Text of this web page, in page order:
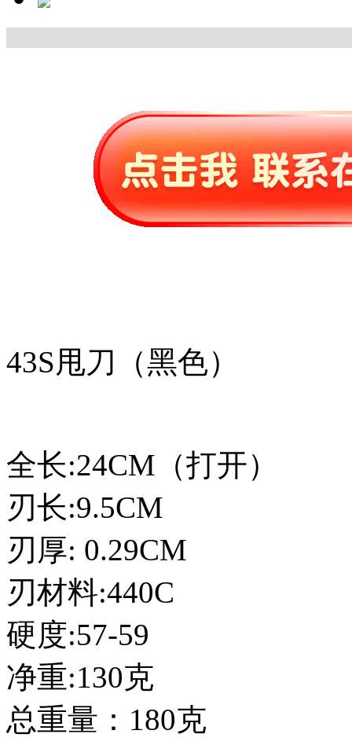
43S甩刀（黑色）
全长:24CM（打开）
刃长:9.5CM
刃厚: 0.29CM
刃材料:440C
硬度:57-59
净重:130克
总重量：180克